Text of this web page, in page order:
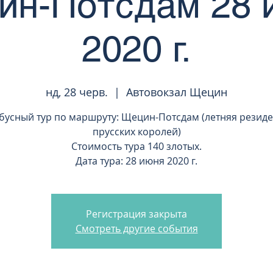
2020 г.
нд, 28 черв.
  |
Автовокзал Щецин
тур по маршруту: Щецин-Потсдам (летняя
прусских королей)
Стоимость тура 140 злотых.
Дата тура: 28 июня 2020 г.
Регистрация закрыта
Смотреть другие события